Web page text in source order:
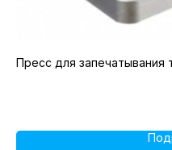
Пресс для запечатывания